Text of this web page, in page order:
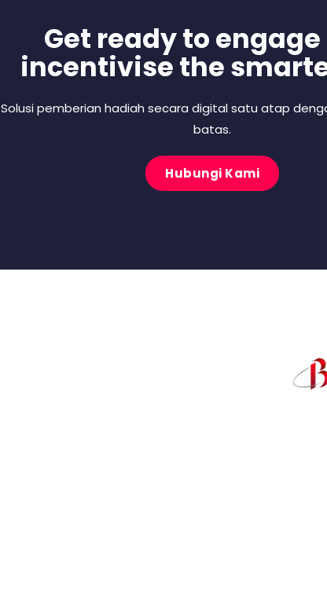
Get ready to
incentivise the
Solusi pemberian hadiah secara digital satu atap
batas.
Hubungi Kami